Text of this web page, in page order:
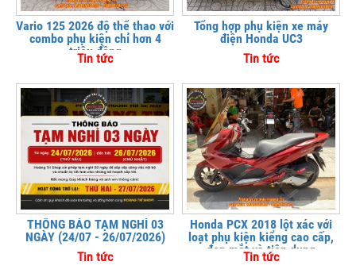
Vario 125 2026 độ thể thao với
combo phụ kiện chỉ hơn 4
triệu đồng
Tin tức
Tổng hợp phụ kiện xe máy
điện Honda UC3
Tin tức
THÔNG BÁO TẠM NGHỈ 03
NGÀY (24/07 - 26/07/2026)
Tin tức
Honda PCX 2018 lột xác với
loạt phụ kiện kiểng cao cấp,
đẹp mắt và tiện dụng
Tin tức